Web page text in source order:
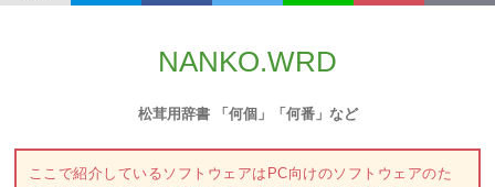
NANKO.WRD
松茸用辞書 「何個」「何番」など
ここで紹介しているソフトウェアはPC向けのソフトウェアのた